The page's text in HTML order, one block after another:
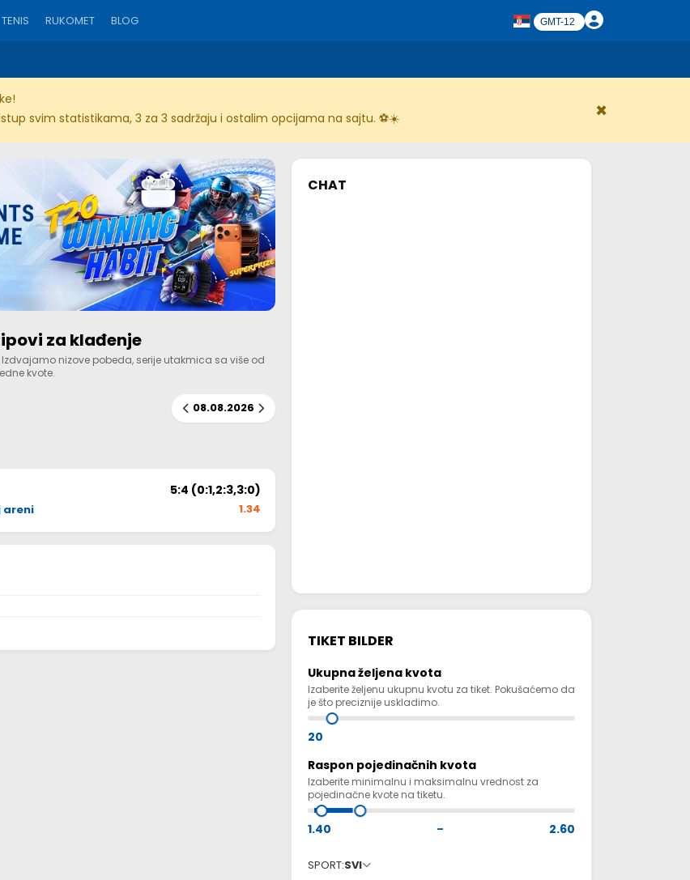
TENIS RUKOMET BLOG
svim statistikama, 3 za 3 sadržaju i ostalim opcijama na sajtu. ⚽☀️
×
za klađenje
nizove pobeda, serije utakmica sa više od
kvote.
08.08.2026
5:4 (0:1,2:3,3:0)
areni 1.34
CHAT
TIKET BILDER
Ukupna željena kvota
Izaberite željenu ukupnu kvotu za tiket. Pokušaćemo da
je što preciznije uskladimo.
20
Raspon pojedinačnih kvota
Izaberite minimalnu i maksimalnu vrednost za
pojedinačne kvote na tiketu.
1.40 – 2.60
SPORT:SVI